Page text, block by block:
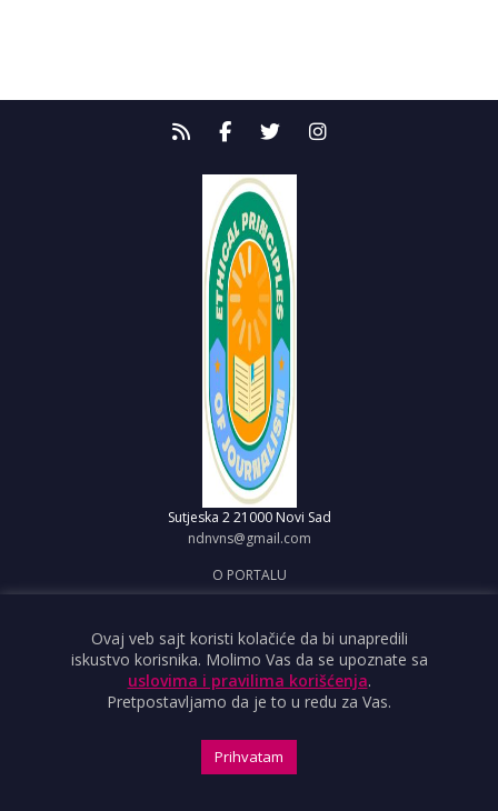
Sutjeska 2 21000 Novi Sad
ndnvns@gmail.com
O PORTALU
OBJAVI VEST
USLOVI KORIŠĆENJA
Ovaj veb sajt koristi kolačiće da bi unapredili
iskustvo korisnika. Molimo Vas da se upoznate sa
uslovima i pravilima korišćenja.
Pretpostavljamo da je to u redu za Vas.
Prihvatam